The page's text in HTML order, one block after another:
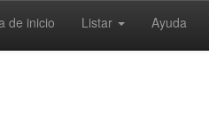
de inicio Listar Ayuda